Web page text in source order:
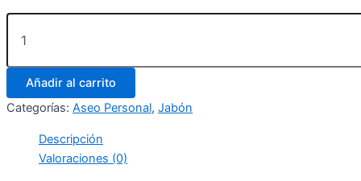
Añadir al carrito
Categorías: Aseo Personal, Jabón
Descripción
Valoraciones (0)